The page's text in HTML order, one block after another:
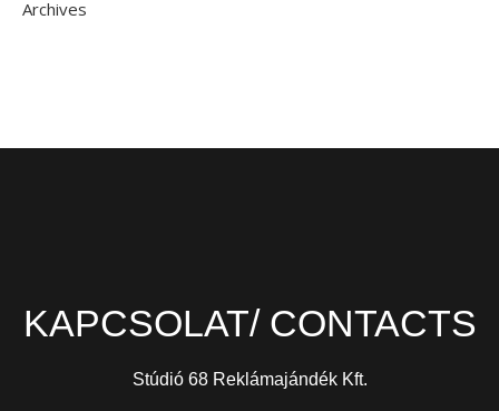
Archives
KAPCSOLAT/ CONTACTS
Stúdió 68 Reklámajándék Kft.